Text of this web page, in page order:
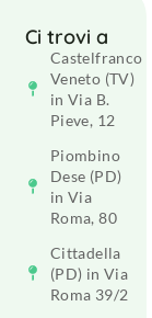
Ci trovi a
Castelfranco
Veneto (TV)
in Via B.
Pieve, 12
Piombino
Dese (PD)
in Via
Roma, 80
Cittadella
(PD) in Via
Roma 39/2